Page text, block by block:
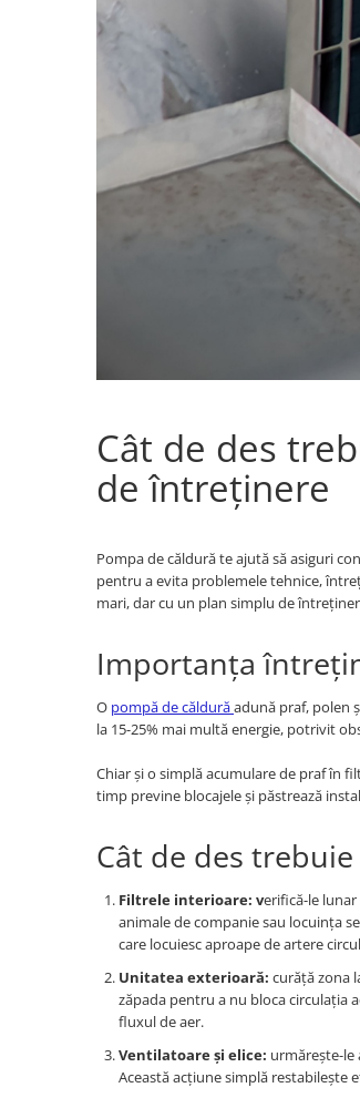
Cât de des
de întreținere
Pompa de căldură te ajută să asiguri
pentru a evita problemele tehnice,
mari, dar cu un plan simplu de
Importanța
O pompă de căldurăadună praf, polen
la 15-25% mai multă energie, potrivit
Chiar și o simplă acumulare de praf în
timp previne blocajele și păstrează
Cât de des
Filtrele interioare: verifică-le
animale de companie sau locuința
care locuiesc aproape de artere
Unitatea exterioară: curăță zona
zăpada pentru a nu bloca circulația
fluxul de aer.
Ventilatoare și elice: urmărește-le
Această acțiune simplă restabilește